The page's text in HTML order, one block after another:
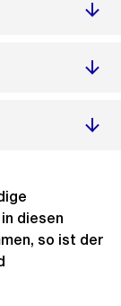
diesen
so ist der